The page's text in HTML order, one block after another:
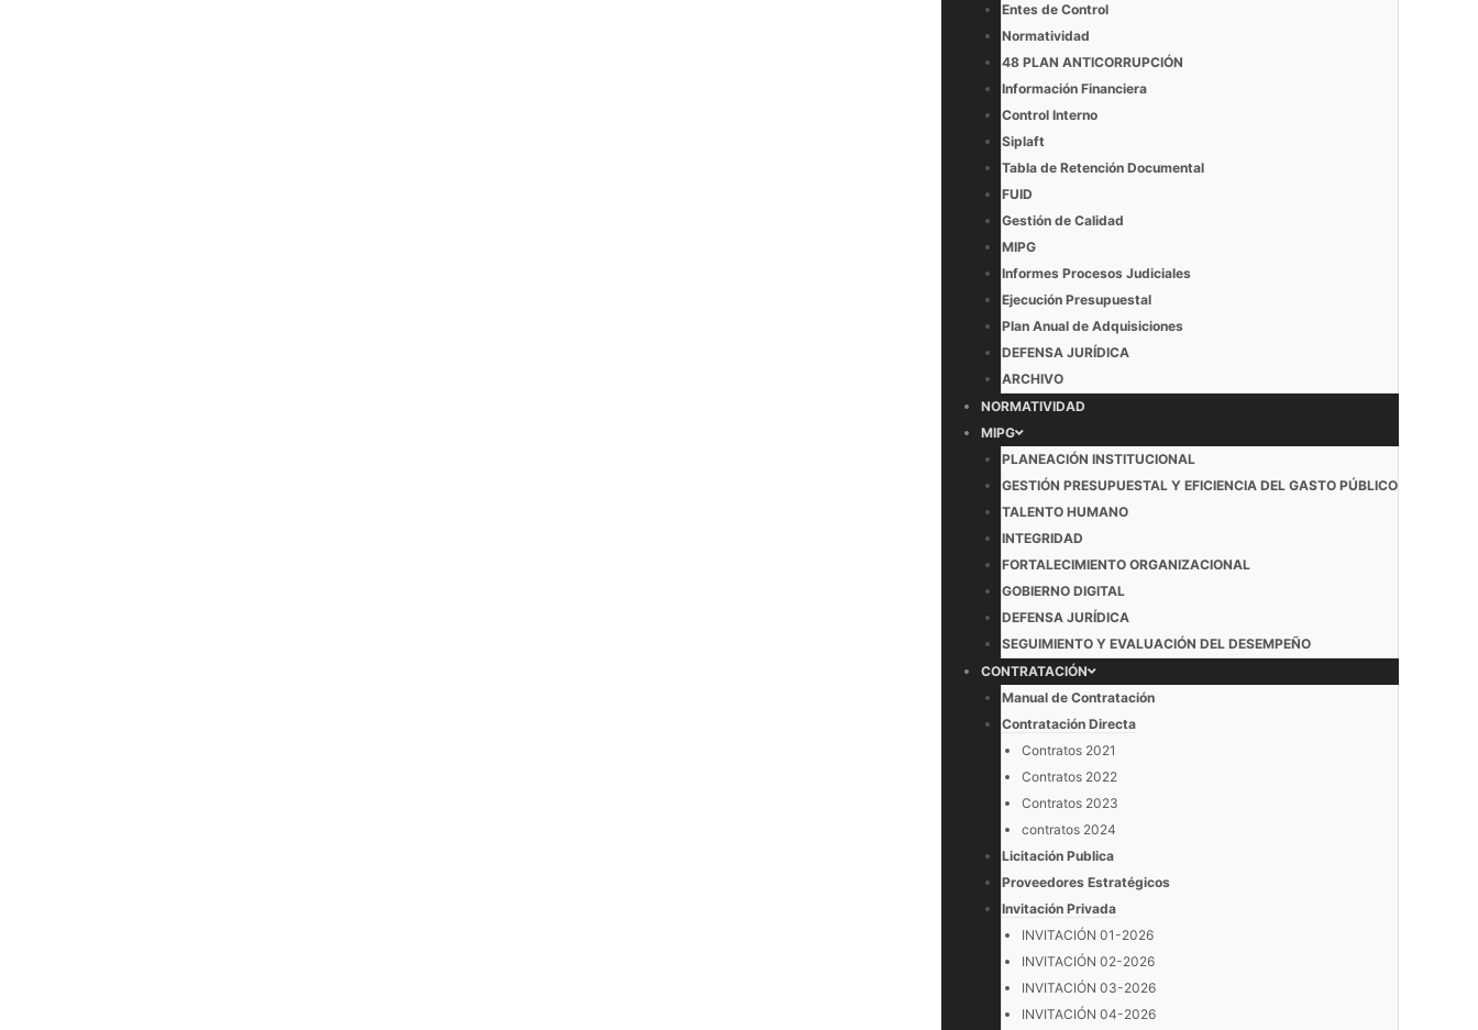
Entes de Control
Normatividad
48 PLAN ANTICORRUPCIÓN
Información Financiera
Control Interno
Siplaft
Tabla de Retención Documental
FUID
Gestión de Calidad
MIPG
Informes Procesos Judiciales
Ejecución Presupuestal
Plan Anual de Adquisiciones
DEFENSA JURÍDICA
ARCHIVO
NORMATIVIDAD
MIPG
PLANEACIÓN INSTITUCIONAL
GESTIÓN PRESUPUESTAL Y EFICIENCIA DEL GASTO PÚBLICO
TALENTO HUMANO
INTEGRIDAD
FORTALECIMIENTO ORGANIZACIONAL
GOBIERNO DIGITAL
DEFENSA JURÍDICA
SEGUIMIENTO Y EVALUACIÓN DEL DESEMPEÑO
CONTRATACIÓN
Manual de Contratación
Contratación Directa
Contratos 2021
Contratos 2022
Contratos 2023
contratos 2024
Licitación Publica
Proveedores Estratégicos
Invitación Privada
INVITACIÓN 01-2026
INVITACIÓN 02-2026
INVITACIÓN 03-2026
INVITACIÓN 04-2026